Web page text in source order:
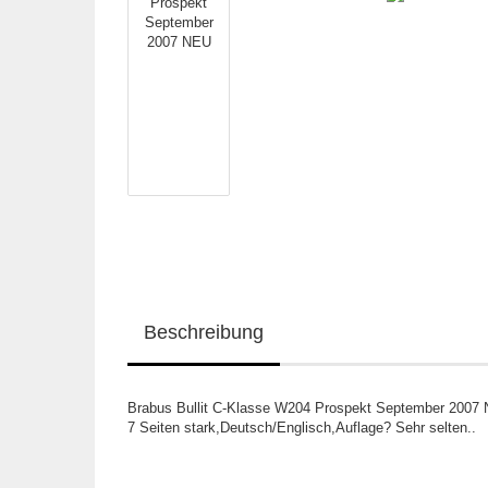
Beschreibung
Brabus Bullit C-Klasse W204 Prospekt September 2007
7 Seiten stark,Deutsch/Englisch,Auflage? Sehr selten..